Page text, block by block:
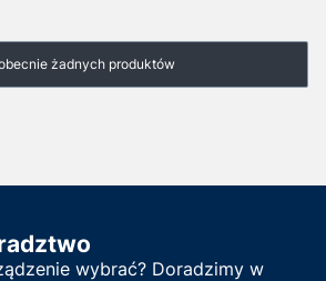
żadnych produktów
wybrać? Doradzimy w